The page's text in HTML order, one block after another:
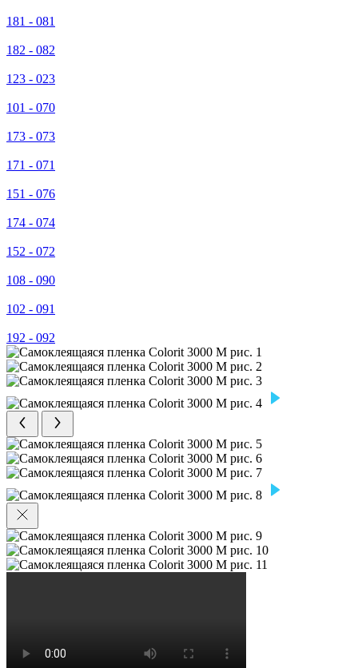
181 - 081
182 - 082
123 - 023
101 - 070
173 - 073
171 - 071
151 - 076
174 - 074
152 - 072
108 - 090
102 - 091
192 - 092